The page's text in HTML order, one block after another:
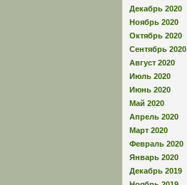
Декабрь 2020
Ноябрь 2020
Октябрь 2020
Сентябрь 2020
Август 2020
Июль 2020
Июнь 2020
Май 2020
Апрель 2020
Март 2020
Февраль 2020
Январь 2020
Декабрь 2019